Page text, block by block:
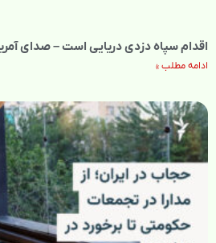
اقدام سپاه دزدی دریایی است – صدای
ادامه مطلب »